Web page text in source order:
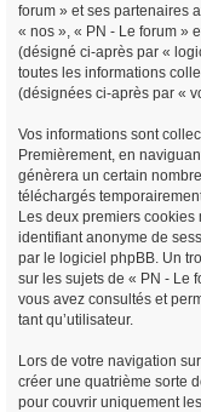
forum » et ses partenaires
« nos », « PN - Le forum »
(désigné ci-après par «
toutes les informations
(désignées ci-après par «
Vos informations sont
Premièrement, en
génèrera un certain
téléchargés
Les deux premiers cookies
identifiant anonyme de
par le logiciel phpBB. Un
sur les sujets de « PN - Le
vous avez consultés et
tant qu’utilisateur.
Lors de votre navigation
créer une quatrième sorte
pour couvrir uniquement